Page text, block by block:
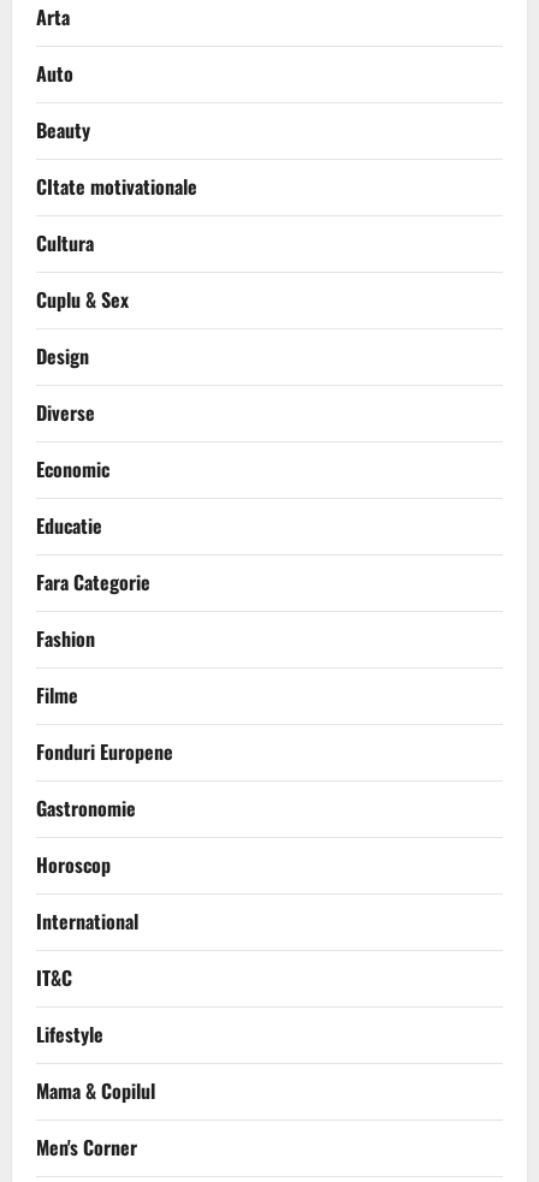
Arta
Auto
Beauty
CItate motivationale
Cultura
Cuplu & Sex
Design
Diverse
Economic
Educatie
Fara Categorie
Fashion
Filme
Fonduri Europene
Gastronomie
Horoscop
International
IT&C
Lifestyle
Mama & Copilul
Men's Corner